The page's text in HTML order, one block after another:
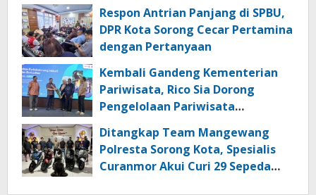
Respon Antrian Panjang di SPBU,
DPR Kota Sorong Cecar Pertamina
dengan Pertanyaan
Kembali Gandeng Kementerian
Pariwisata, Rico Sia Dorong
Pengelolaan Pariwisata
Ditangkap Team Mangewang
Polresta Sorong Kota, Spesialis
Curanmor Akui Curi 29 Sepeda